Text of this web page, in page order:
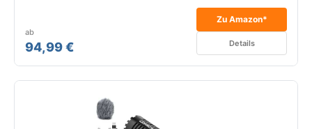
ab
94,99 €
Zu Amazon*
Details